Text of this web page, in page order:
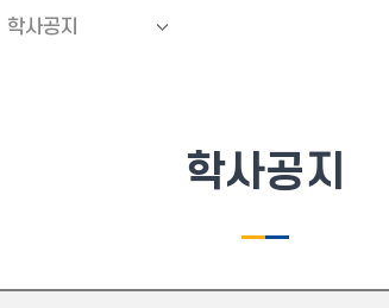
학사공지
학사공지